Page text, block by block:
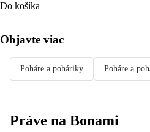
Do košíka
Objavte viac
Poháre a poháriky Poháre a
Práve na Bonami